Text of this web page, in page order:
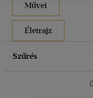
Művei
Életrajz
Szűrés